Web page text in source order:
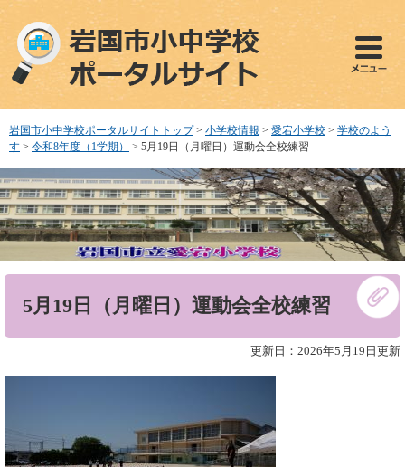
ペ
で
す
メ
ば
し
本
文
へ
岩国市小中学校ポータルサイトトップ > 小学校情報 > 愛宕小学校 > 学校のよう
す > 令和8年度（1学期） > 5月19日（月曜日）運動会全校練習
5月19日（月曜日）運動会全校練習
更新日：2026年5月19日更新